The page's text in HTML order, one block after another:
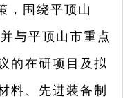
，围绕平顶山
与平顶山市重点
的在研项目及拟
料、先进装备制